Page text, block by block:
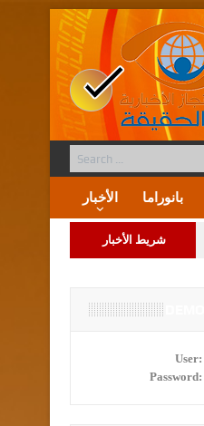
الأخبار بانوراما
شريط الأخبار
User:
Password: